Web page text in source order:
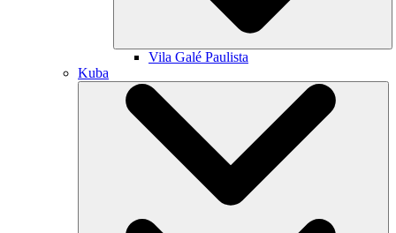
Vila Galé Paulista
Kuba